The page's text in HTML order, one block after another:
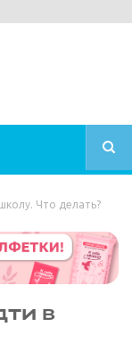
Что делать?
в